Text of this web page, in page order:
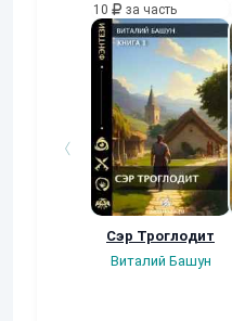
10 за часть
Сэр Троглодит
Виталий Башун